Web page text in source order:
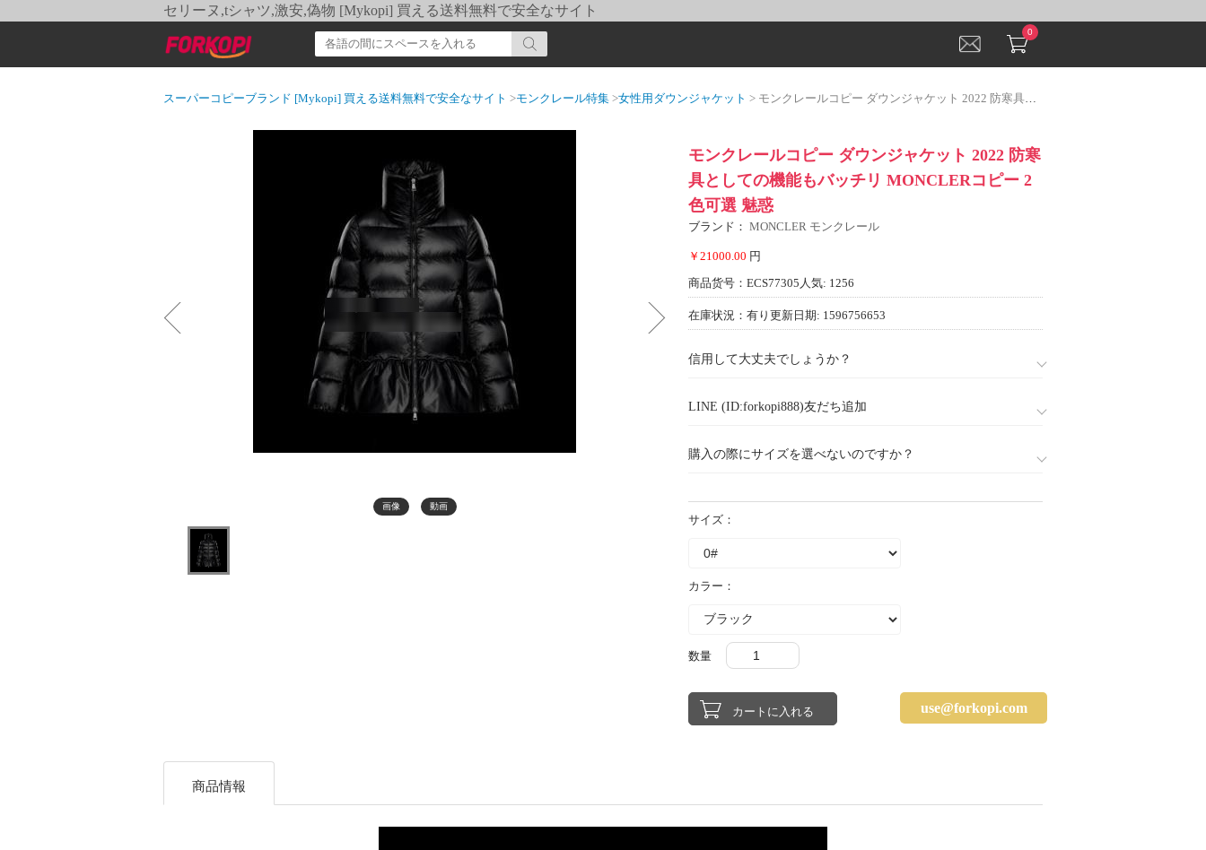
セリーヌ,tシャツ,激安,偽物 [Mykopi] 買える送料無料で安全なサイト
0
スーパーコピーブランド [Mykopi] 買える送料無料で安全なサイト >モンクレール特集 >女性用ダウンジャケット > モンクレールコピー ダウンジャケット 2022 防寒具としての機能もバッチリ MONCLERコピー 2色可選 魅惑
画像 動画
モンクレールコピー ダウンジャケット 2022 防寒
具としての機能もバッチリ MONCLERコピー 2
色可選 魅惑
ブランド： MONCLER モンクレール
￥21000.00 円
商品货号：ECS77305 人気: 1256
在庫状況：有り 更新日期: 1596756653
信用して大丈夫でしょうか？
LINE (ID:forkopi888)友だち追加
購入の際にサイズを選べないのですか？
サイズ：
カラー：
数量
use@forkopi.com
商品情報